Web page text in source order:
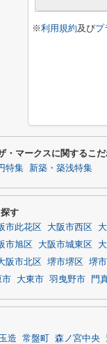
※利用規約及びプ
・マークスに関するこ
特集 新築・築浅特集
す
市此花区 大阪市西区
市旭区 大阪市城東区
阪市北区 堺市堺区 堺
市 大東市 羽曳野市 門
玉造 常盤町 森ノ宮中央